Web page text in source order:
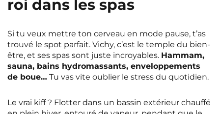
roi dans les spas
Si tu veux mettre ton cerveau en mode pause, t’as
trouvé le spot parfait. Vichy, c’est le temple du bien-
être, et ses spas sont juste incroyables. Hammam,
sauna, bains hydromassants, enveloppements
de boue… Tu vas vite oublier le stress du quotidien.
Le vrai kiff ? Flotter dans un bassin extérieur chauffé